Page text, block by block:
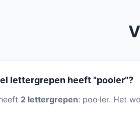
lettergrepen heeft "pooler"?
2 lettergrepen: poo·ler. Het